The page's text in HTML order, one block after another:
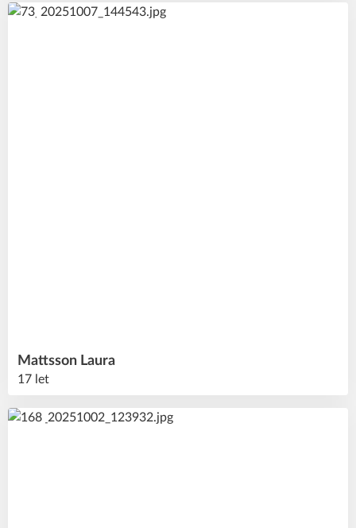
Laura
Mattsson
17 let
27
45